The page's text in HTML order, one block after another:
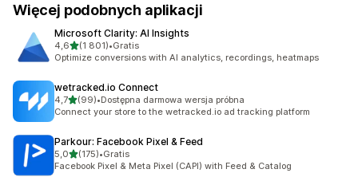
Więcej podobnych aplikacji
Microsoft Clarity: AI Insights
4,6na 5 gwiazdek
(1 801)
Łączna liczba recenzji: 1801
•Gratis
Optimize conversions with AI analytics, recordings, heatmaps
wetracked.io Connect
4,7na 5 gwiazdek
(99)
Łączna liczba recenzji: 99
•Dostępna darmowa wersja próbna
Connect your store to the wetracked.io ad tracking platform
Parkour: Facebook Pixel & Feed
5,0na 5 gwiazdek
(175)
Łączna liczba recenzji: 175
•Gratis
Facebook Pixel & Meta Pixel (CAPI) with Feed & Catalog